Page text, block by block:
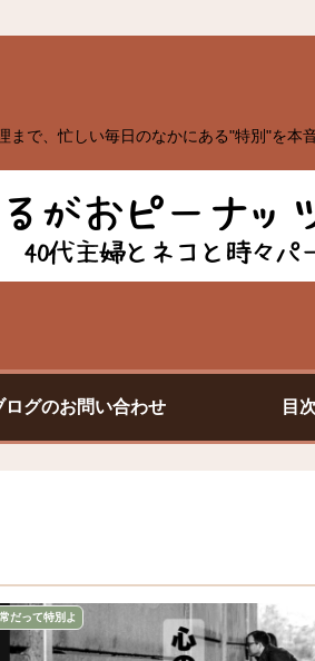
で、忙しい毎日のなかにある"特別"を本
ログのお問い合わせ 目次
だって特別よ